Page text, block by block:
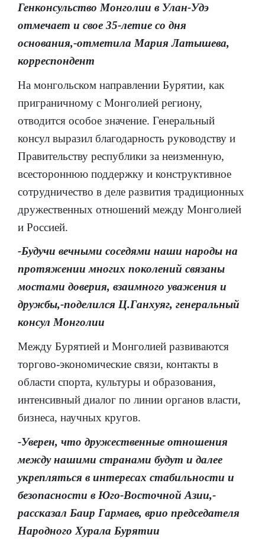
Генконсульство Монголии в Улан-Удэ
отмечает и свое 35-летие со дня
основания,-отметила Мария Латышева,
корреспондент
На монгольском направлении Бурятии, как
приграничному с Монголией региону,
отводится особое значение. Генеральный
консул выразил благодарность руководству и
Правительству республики за неизменную,
всестороннюю поддержку и конструктивное
сотрудничество в деле развития традиционных
дружественных отношений между Монголией
и Россией.
-Будучи вечными соседями наши народы на
протяжении многих поколений связаны
мостами доверия, взаимного уважения и
дружбы,-поделился Ц.Ганхуяг, генеральный
консул Монголии
Между Бурятией и Монголией развиваются
торгово-экономические связи, контакты в
области спорта, культуры и образования,
интенсивный диалог по линии органов власти,
бизнеса, научных кругов.
-Уверен, что дружественные отношения
между нашими странами будут и далее
укрепляться в интересах стабильности и
безопасности в Юго-Восточной Азии,-
рассказал Баир Гармаев, врио председателя
Народного Хурала Бурятии